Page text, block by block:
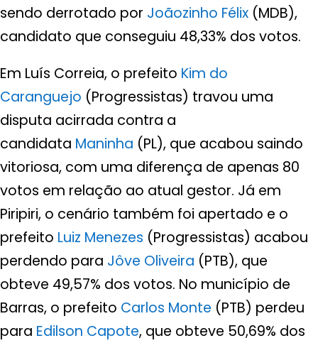
sendo derrotado por Joãozinho Félix (MDB),
candidato que conseguiu 48,33% dos votos.
Em Luís Correia, o prefeito Kim do
Caranguejo (Progressistas) travou uma
disputa acirrada contra a
candidata Maninha (PL), que acabou saindo
vitoriosa, com uma diferença de apenas 80
votos em relação ao atual gestor. Já em
Piripiri, o cenário também foi apertado e o
prefeito Luiz Menezes (Progressistas) acabou
perdendo para Jôve Oliveira (PTB), que
obteve 49,57% dos votos. No município de
Barras, o prefeito Carlos Monte (PTB) perdeu
para Edilson Capote, que obteve 50,69% dos